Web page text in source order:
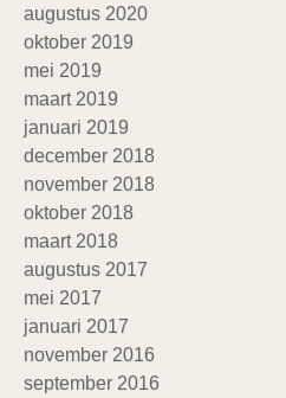
augustus 2020
oktober 2019
mei 2019
maart 2019
januari 2019
december 2018
november 2018
oktober 2018
maart 2018
augustus 2017
mei 2017
januari 2017
november 2016
september 2016